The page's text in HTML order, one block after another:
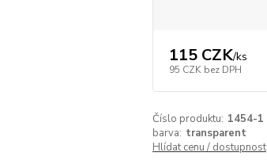
115 CZK/ks
95 CZK bez DPH
Číslo produktu: 1454-1
barva: transparent
Hlídat cenu / dostupnost